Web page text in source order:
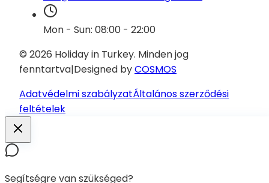
Mon - Sun: 08:00 - 22:00
© 2026 Holiday in Turkey. Minden jog
fenntartva|Designed byCOSMOS
Adatvédelmi szabályzatÁltalános szerződési
feltételek
Segítségre van szükséged?